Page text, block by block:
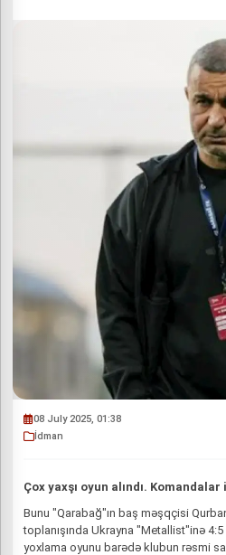
08 July 2025, 01:38
İdman
Çox yaxşı oyun alındı.
Bunu "Qarabağ"ın baş məşqçisi
toplanışında Ukrayna "Metallist"inə
yoxlama oyunu barədə klubun rəsmi